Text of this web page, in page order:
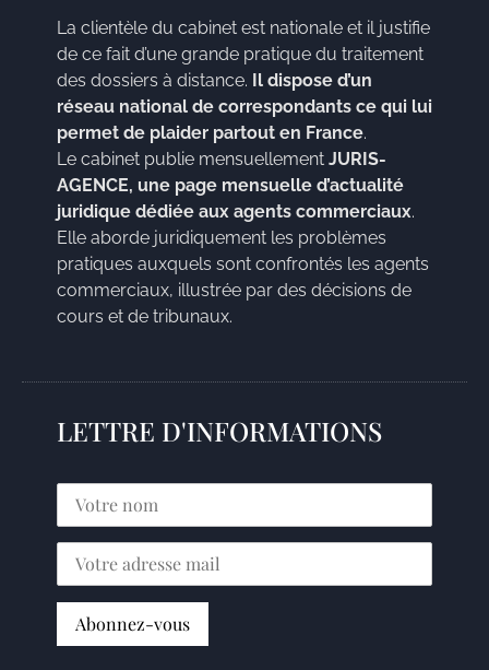
La clientèle du cabinet est nationale et il justifie
de ce fait d’une grande pratique du traitement
des dossiers à distance. Il dispose d’un
réseau national de correspondants ce qui lui
permet de plaider partout en France.
Le cabinet publie mensuellement JURIS-
AGENCE, une page mensuelle d’actualité
juridique dédiée aux agents commerciaux.
Elle aborde juridiquement les problèmes
pratiques auxquels sont confrontés les agents
commerciaux, illustrée par des décisions de
cours et de tribunaux.
LETTRE D'INFORMATIONS